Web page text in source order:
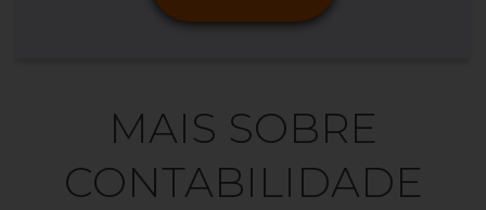
MAIS SOBRE
CONTABILIDADE